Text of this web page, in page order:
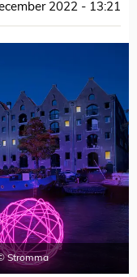
2022 - 13:21
Stromma